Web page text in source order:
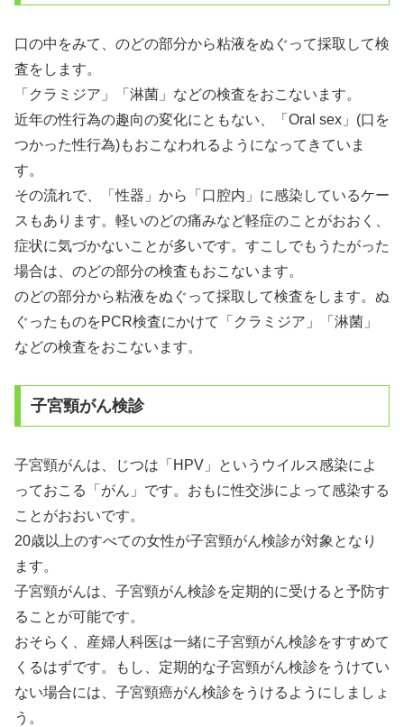
口の中をみて、のどの部分から粘液をぬぐって採取して検
査をします。
「クラミジア」「淋菌」などの検査をおこないます。
近年の性行為の趣向の変化にともない、「Oral sex」(口を
つかった性行為)もおこなわれるようになってきていま
す。
その流れで、「性器」から「口腔内」に感染しているケー
スもあります。軽いのどの痛みなど軽症のことがおおく、
症状に気づかないことが多いです。すこしでもうたがった
場合は、のどの部分の検査もおこないます。
のどの部分から粘液をぬぐって採取して検査をします。ぬ
ぐったものをPCR検査にかけて「クラミジア」「淋菌」
などの検査をおこないます。
子宮頸がん検診
子宮頸がんは、じつは「HPV」というウイルス感染によ
っておこる「がん」です。おもに性交渉によって感染する
ことがおおいです。
20歳以上のすべての女性が子宮頸がん検診が対象となり
ます。
子宮頸がんは、子宮頸がん検診を定期的に受けると予防す
ることが可能です。
おそらく、産婦人科医は一緒に子宮頸がん検診をすすめて
くるはずです。もし、定期的な子宮頸がん検診をうけてい
ない場合には、子宮頸癌がん検診をうけるようにしましょ
う。